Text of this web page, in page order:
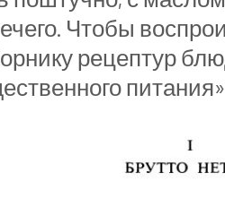
Чтобы
рецептур
питания»